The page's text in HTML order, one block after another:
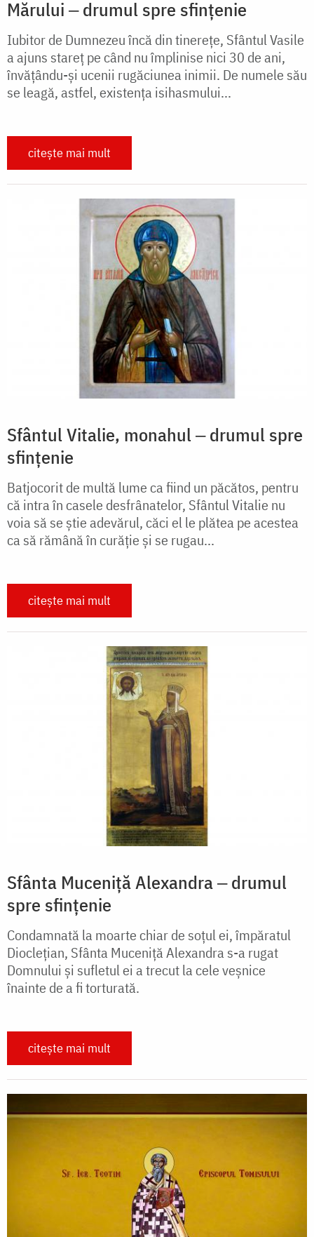
Mărului ‒ drumul spre sfințenie
Iubitor de Dumnezeu încă din tinerețe, Sfântul Vasile
a ajuns stareț pe când nu împlinise nici 30 de ani,
învățându-și ucenii rugăciunea inimii. De numele său
se leagă, astfel, existența isihasmului...
citește mai mult
Sfântul Vitalie, monahul ‒ drumul spre
sfințenie
Batjocorit de multă lume ca fiind un păcătos, pentru
că intra în casele desfrânatelor, Sfântul Vitalie nu
voia să se știe adevărul, căci el le plătea pe acestea
ca să rămână în curăție și se rugau...
citește mai mult
Sfânta Muceniță Alexandra ‒ drumul
spre sfințenie
Condamnată la moarte chiar de soțul ei, împăratul
Dioclețian, Sfânta Muceniță Alexandra s-a rugat
Domnului și sufletul ei a trecut la cele veșnice
înainte de a fi torturată.
citește mai mult